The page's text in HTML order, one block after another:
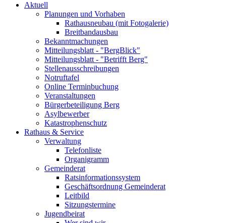
Aktuell
Planungen und Vorhaben
Rathausneubau (mit Fotogalerie)
Breitbandausbau
Bekanntmachungen
Mitteilungsblatt - "BergBlick"
Mitteilungsblatt - "Betrifft Berg"
Stellenausschreibungen
Notruftafel
Online Terminbuchung
Veranstaltungen
Bürgerbeteiligung Berg
Asylbewerber
Katastrophenschutz
Rathaus & Service
Verwaltung
Telefonliste
Organigramm
Gemeinderat
Ratsinformationssystem
Geschäftsordnung Gemeinderat
Leitbild
Sitzungstermine
Jugendbeirat